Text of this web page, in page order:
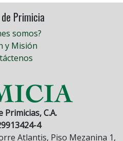
Primicia
somos?
y Misión
Primicias, C.A.
4
Atlantis, Piso Mezanina 1,